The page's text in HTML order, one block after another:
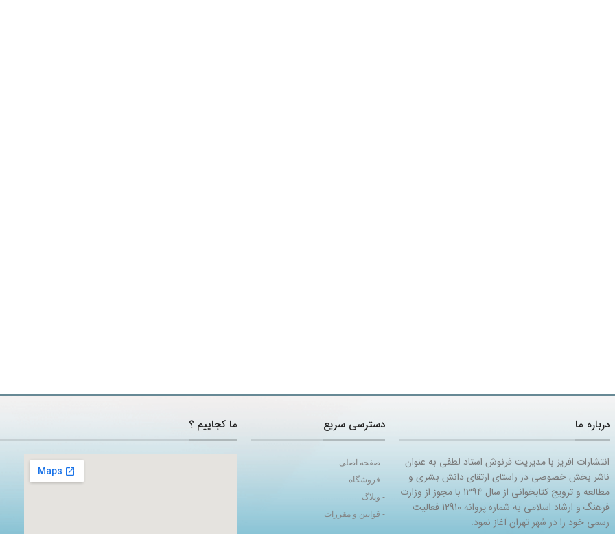
درباره ما
انتشارات افریز با مدیریت فرنوش استاد لطفی به عنوان
ناشر بخش خصوصی در راستای ارتقای دانش بشری و
مطالعه و ترویج کتابخوانی از سال 1394 با مجوز از وزارت
فرهنگ و ارشاد اسلامی به شماره پروانه 12910 فعالیت
رسمی خود را در شهر تهران آغاز نمود.
دسترسی سریع
- صفحه اصلی
- فروشگاه
- وبلاگ
- قوانین و مقررات
ما کجاییم ؟